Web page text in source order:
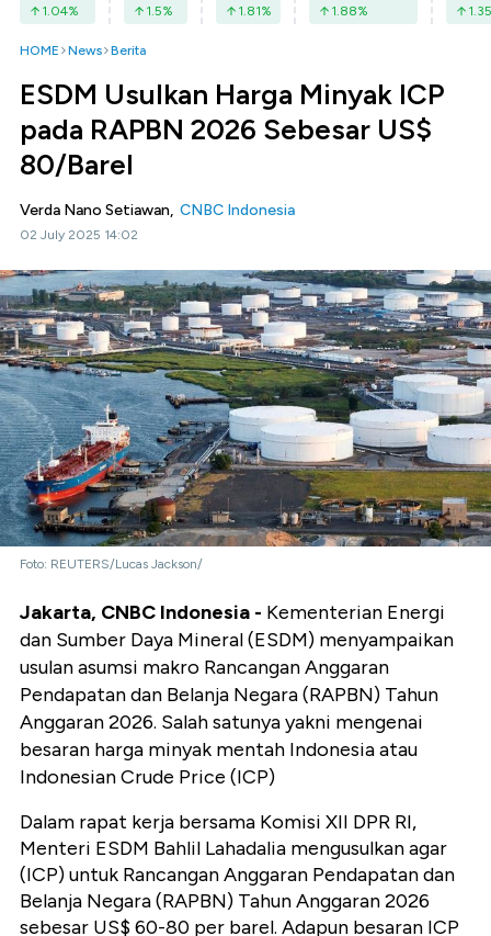
1.04% 1.5% 1.81% 1.88% 1.35
HOME News Berita
ESDM Usulkan Harga Minyak ICP
pada RAPBN 2026 Sebesar US$
80/Barel
Verda Nano Setiawan, CNBC Indonesia
02 July 2025 14:02
Foto: REUTERS/Lucas Jackson/
Jakarta, CNBC Indonesia - Kementerian Energi
dan Sumber Daya Mineral (ESDM) menyampaikan
usulan asumsi makro Rancangan Anggaran
Pendapatan dan Belanja Negara (RAPBN) Tahun
Anggaran 2026. Salah satunya yakni mengenai
besaran harga minyak mentah Indonesia atau
Indonesian Crude Price (ICP)
Dalam rapat kerja bersama Komisi XII DPR RI,
Menteri ESDM Bahlil Lahadalia mengusulkan agar
(ICP) untuk Rancangan Anggaran Pendapatan dan
Belanja Negara (RAPBN) Tahun Anggaran 2026
sebesar US$ 60-80 per barel. Adapun besaran ICP